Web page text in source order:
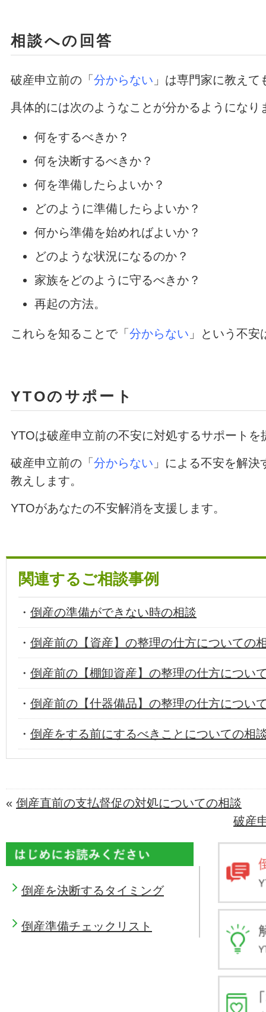
倒産を決断するタイミング
倒産準備チェックリスト
相談への回答
破産申立前の「 分からない 」は専門家に教え
具体的には次のようなことが分かるようになり
何をするべきか？
何を決断するべきか？
何を準備したらよいか？
どのように準備したらよいか？
何から準備を始めればよいか？
どのような状況になるのか？
家族をどのように守るべきか？
再起の方法。
これらを知ることで「 分からない 」という不
YTOのサポート
YTOは破産申立前の不安に対処するサポートを
破産申立前の「 分からない 」による不安を解
教えします。
YTOがあなたの不安解消を支援します。
関連するご相談事例
・ 倒産の準備ができない時の相談
・ 倒産前の【資産】の整理の仕方についての
・ 倒産前の【棚卸資産】の整理の仕方につい
・ 倒産前の【什器備品】の整理の仕方につい
・ 倒産をする前にするべきことについての相
« 倒産直前の支払督促の対処についての相談
破産